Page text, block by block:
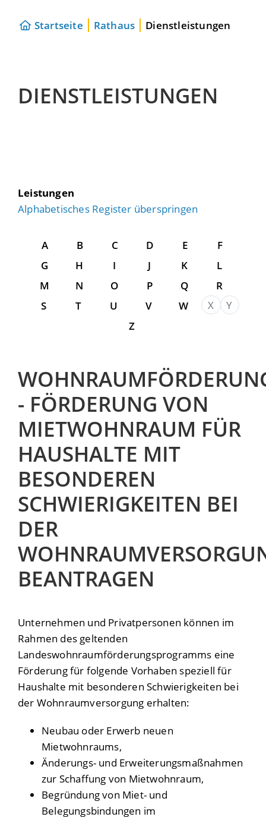
Startseite Rathaus Dienstleistungen
DIENSTLEISTUNGEN
Leistungen
Alphabetisches Register überspringen
A B C D E
F
G
H I J K
L
M
N O P Q
R
S
T U V W X
Y
Z
- FÖRDERUNG VON
MIETWOHNRAUM FÜR
HAUSHALTE MIT
BESONDEREN
SCHWIERIGKEITEN BEI
DER
BEANTRAGEN
Unternehmen und Privatpersonen können im
Rahmen des geltenden
Landeswohnraumförderungsprogramms eine
Förderung für folgende Vorhaben speziell für
Haushalte mit besonderen Schwierigkeiten bei
der Wohnraumversorgung erhalten:
Neubau oder Erwerb neuen
Mietwohnraums,
Änderungs- und Erweiterungsmaßnahmen
zur Schaffung von Mietwohnraum,
Begründung von Miet- und
Belegungsbindungen im